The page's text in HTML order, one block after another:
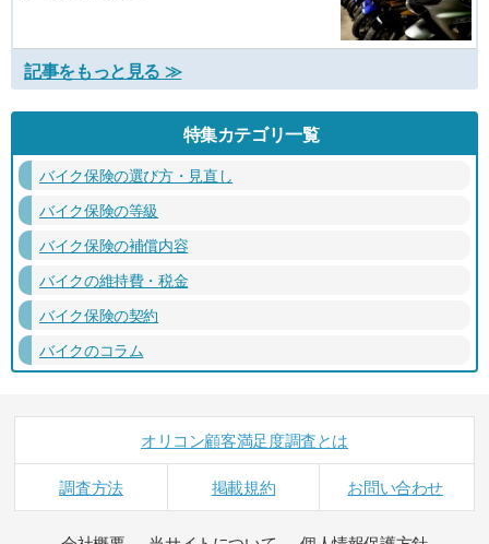
記事をもっと見る ≫
特集カテゴリ一覧
バイク保険の選び方・見直し
バイク保険の等級
バイク保険の補償内容
バイクの維持費・税金
バイク保険の契約
バイクのコラム
オリコン顧客満足度調査とは
調査方法 掲載規約 お問い合わせ